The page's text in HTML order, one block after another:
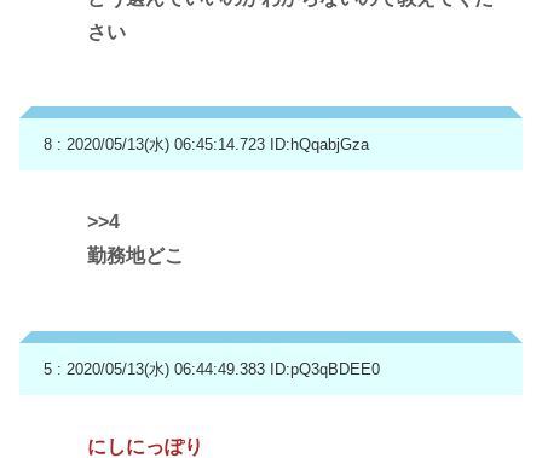
さい
8 : 2020/05/13(水) 06:45:14.723 ID:hQqabjGza
>>4
勤務地どこ
5 : 2020/05/13(水) 06:44:49.383 ID:pQ3qBDEE0
にしにっぽり